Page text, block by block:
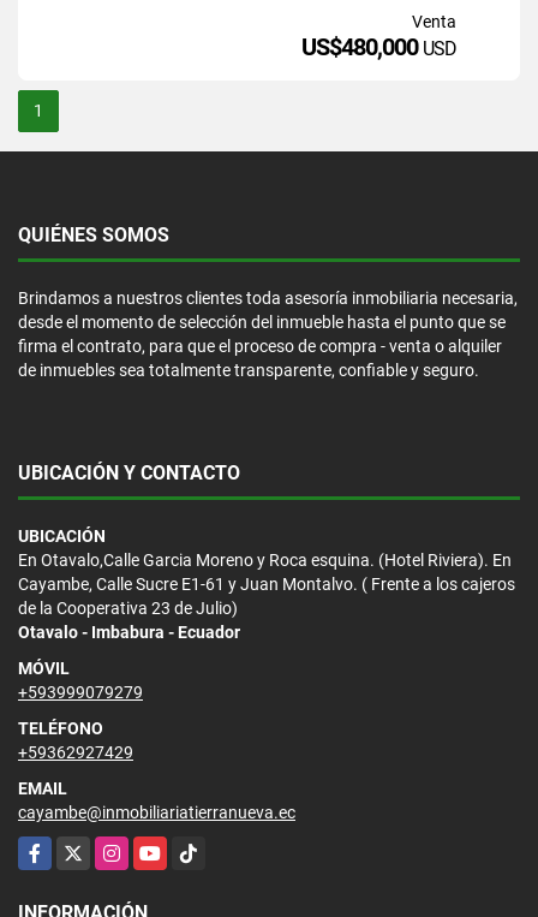
Venta
US$480,000 USD
1
QUIÉNES SOMOS
Brindamos a nuestros clientes toda asesoría inmobiliaria necesaria,
desde el momento de selección del inmueble hasta el punto que se
firma el contrato, para que el proceso de compra - venta o alquiler
de inmuebles sea totalmente transparente, confiable y seguro.
UBICACIÓN Y CONTACTO
UBICACIÓN
En Otavalo,Calle Garcia Moreno y Roca esquina. (Hotel Riviera). En
Cayambe, Calle Sucre E1-61 y Juan Montalvo. ( Frente a los cajeros
de la Cooperativa 23 de Julio)
Otavalo - Imbabura - Ecuador
MÓVIL
+593999079279
TELÉFONO
+59362927429
EMAIL
cayambe@inmobiliariatierranueva.ec
Facebook
X InstagramYouTubeTikTok